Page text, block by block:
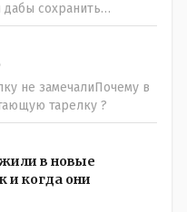
сохранить
было бы и указать
не корректность
котором была та
было и мнение, и
В том же тоне
расставил. А вот факт
сделали. И если это вы
другое
не замечалиПочему в
тарелку ?
в новые
и когда они